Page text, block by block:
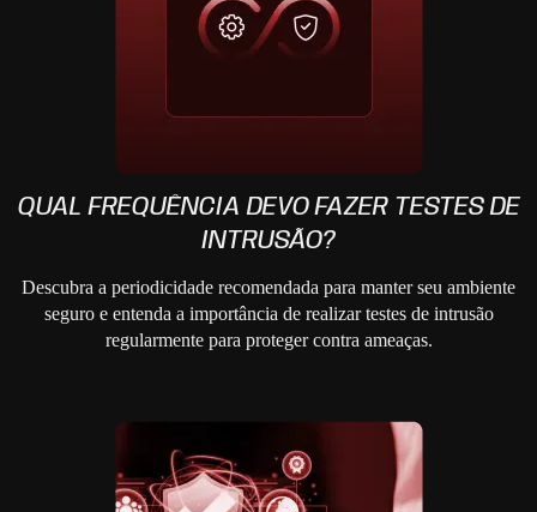
QUAL FREQUÊNCIA DEVO FAZER TESTES DE
INTRUSÃO?
Descubra a periodicidade recomendada para manter seu ambiente
seguro e entenda a importância de realizar testes de intrusão
regularmente para proteger contra ameaças.